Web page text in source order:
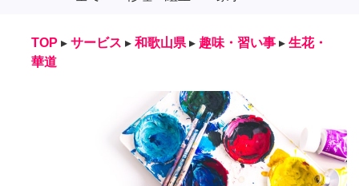
TOP ▸ サービス ▸ 和歌山県 ▸ 趣味・習い事 ▸ 生花・
華道